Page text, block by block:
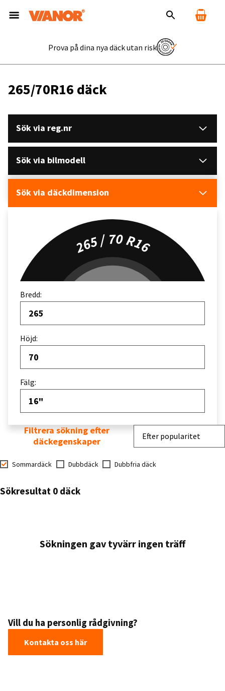
Prova på dina nya däck utan risk
265/70R16 däck
Sök via reg.nr
Sök via bilmodell
Sök via däckdimension
265 / 70 R16
Bredd:
265
Höjd:
70
Fälg:
16"
Sommardäck Dubbdäck Dubbfria däck
Sortera efter
Efter popularitet
Sökresultat 0 däck
Filtrera sökning efter
däckegenskaper
Sökningen gav tyvärr ingen träff
Vill du ha personlig rådgivning?
Kontakta oss här